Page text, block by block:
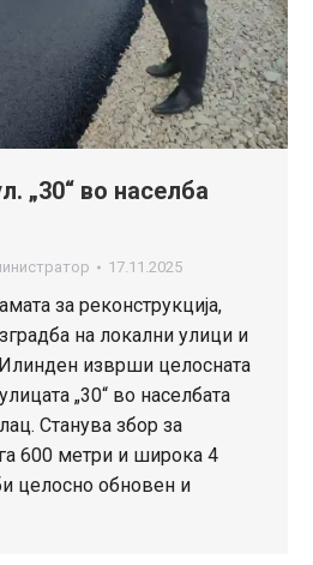
„30“ во населба
17.11.2025
за реконструкција,
на локални улици и
изврши целосната
„30“ во населбата
Станува збор за
600 метри и широка 4
целосно обновен и